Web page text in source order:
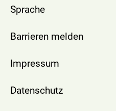
Sprache
Barrieren melden
Impressum
Datenschutz